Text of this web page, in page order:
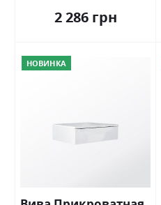
2 286 грн
НОВИНКА